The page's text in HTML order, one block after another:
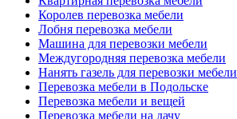
Королев перевозка мебели
Лобня перевозка мебели
Машина для перевозки мебели
Междугородняя перевозка мебели
Нанять газель для перевозки мебели
Перевозка мебели в Подольске
Перевозка мебели и вещей
Перевозка мебели на дачу